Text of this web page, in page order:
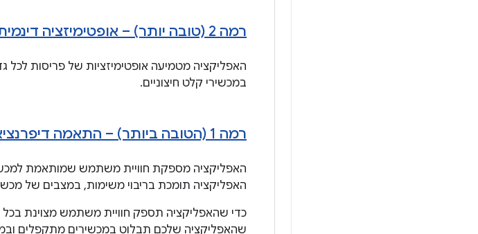
רמה 2 (טובה יותר) – אופטימיזציה דינמית
האפליקציה מטמיעה אופטימיזציות של פריסות לכל
במכשירי קלט חיצוניים.
רמה 1 (הטובה ביותר) – התאמה דיפרנציאלית
האפליקציה מספקת חוויית משתמש שמותאמת
האפליקציה תומכת בריבוי משימות, במצבים של
שהאפליקציה שלכם תבלוט במכשירים מתקפלים